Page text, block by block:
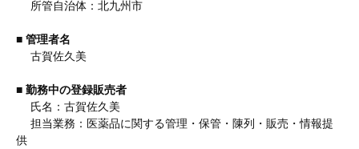
所管自治体：北九州市
■ 管理者名
古賀佐久美
■ 勤務中の登録販売者
氏名：古賀佐久美
担当業務：医薬品に関する管理・保管・陳列・販売・情報提
供